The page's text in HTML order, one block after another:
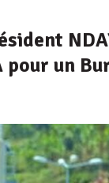
un